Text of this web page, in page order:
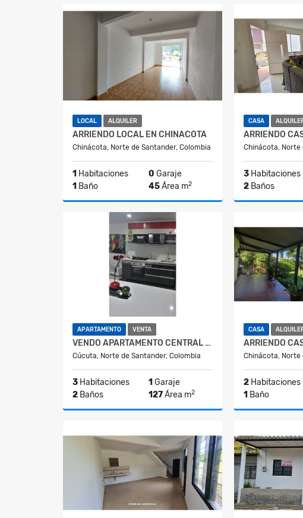
LOCAL ALQUILER
ARRIENDO LOCAL EN CHINACOTA
Chinácota, Norte de Santander, Colombia
1 Habitaciones 0 Garaje
1 Baño 45Área m2
$650.000
CASA
Chinácota, Norte
3 Habitaciones
2 Baños
APARTAMENTO VENTA
VENDO APARTAMENTO CENTRAL EN CUCUTA
Cúcuta, Norte de Santander, Colombia
3 Habitaciones 1 Garaje
2 Baños 127Área m2
$300.000.000
CASA
Chinácota, Norte
2 Habitaciones
1 Baño